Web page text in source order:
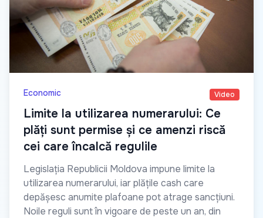
Economic Video
Limite la utilizarea numerarului: Ce
plăți sunt permise și ce amenzi riscă
cei care încalcă regulile
Legislația Republicii Moldova impune limite la
utilizarea numerarului, iar plățile cash care
depășesc anumite plafoane pot atrage sancțiuni.
Noile reguli sunt în vigoare de peste un an, din